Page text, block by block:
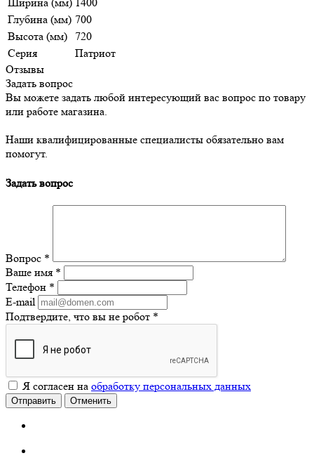
Ширина (мм) 1400
Глубина (мм) 700
Высота (мм) 720
Серия
Патриот
Отзывы
Задать вопрос
Вы можете задать любой интересующий вас вопрос по товару
или работе магазина.
Наши квалифицированные специалисты обязательно вам
помогут.
Задать вопрос
Вопрос *
Ваше имя *
Телефон *
E-mail
Подтвердите, что вы не робот *
Я согласен на обработку персональных данных
Отправить Отменить